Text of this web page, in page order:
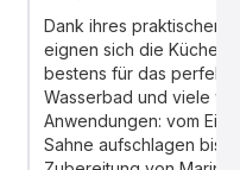
Dank ihres praktischen
eignen sich die
bestens für das perfekte
Wasserbad und viele
Anwendungen: vom Eier
Sahne aufschlagen bis